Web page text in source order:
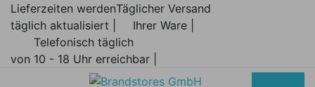
Lieferzeiten werden
täglich aktualisiert |
Täglicher Versand
Ihrer Ware |
Telefonisch täglich
von 10 - 18 Uhr erreichbar |